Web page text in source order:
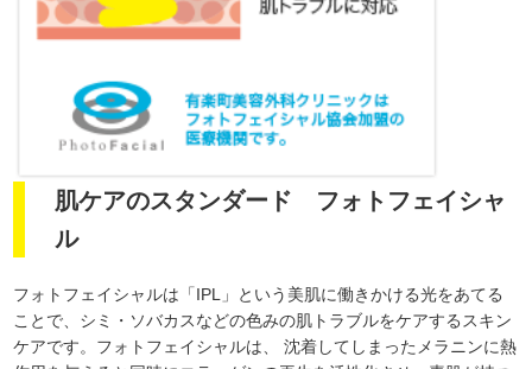
肌ケアのスタンダード フォトフェイシャ
ル
フォトフェイシャルは「IPL」という美肌に働きかける光をあてる
ことで、シミ・ソバカスなどの色みの肌トラブルをケアするスキン
ケアです。フォトフェイシャルは、 沈着してしまったメラニンに熱